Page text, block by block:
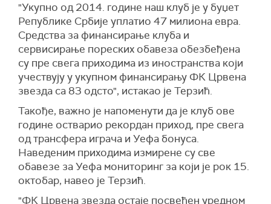
"Укупно од 2014. године наш клуб је у буџет
Републике Србије уплатио 47 милиона евра.
Средства за финансирање клуба и
сервисирање пореских обавеза обезбеђена
су пре свега приходима из иностранства који
учествују у укупном финансирању ФК Црвена
звезда са 83 одсто", истакао је Терзић.
Такође, важно је напоменути да је клуб ове
године остварио рекордан приход, пре свега
од трансфера играча и Уефа бонуса.
Наведеним приходима измирене су све
обавезе за Уефа мониторинг за који је рок 15.
октобар, навео је Терзић.
"ФК Црвена звезда остаје посвећен уредном